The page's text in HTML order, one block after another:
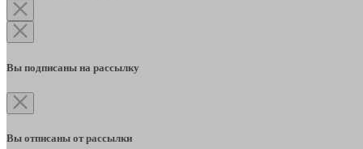
Вы подписаны на рассылку
Вы отписаны от рассылки